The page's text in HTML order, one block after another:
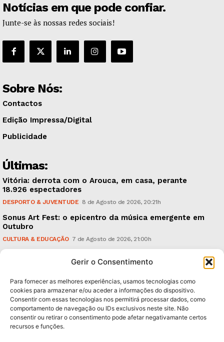
Gerir o Consentimento
Para fornecer as melhores experiências, usamos tecnologias como
cookies para armazenar e/ou aceder a informações do dispositivo.
Consentir com essas tecnologias nos permitirá processar dados, como
comportamento de navegação ou IDs exclusivos neste site. Não
consentir ou retirar o consentimento pode afetar negativamante certos
recursos e funções.
Notícias em que pode confiar.
Junte-se às nossas redes sociais!
Sobre Nós:
Contactos
Edição Impressa/Digital
Publicidade
Últimas:
Vitória: derrota com o Arouca, em casa, perante
18.926 espectadores
DESPORTO & JUVENTUDE 8 de Agosto de 2026, 20:21h
Sonus Art Fest: o epicentro da música emergente em
Outubro
CULTURA & EDUCAÇÃO 7 de Agosto de 2026, 21:00h
Subscreva Newsletter: